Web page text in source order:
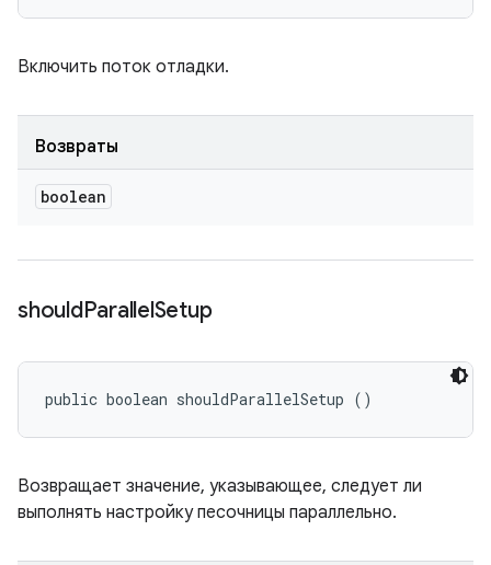
Включить поток отладки.
Возвраты
boolean
shouldParallelSetup
public boolean shouldParallelSetup ()
Возвращает значение, указывающее, следует ли
выполнять настройку песочницы параллельно.